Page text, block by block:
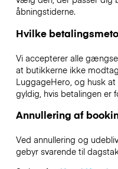
åbningstiderne.
Hvilke
Vi accepterer alle
at butikkerne ikke
LuggageHero, og husk
gyldig, hvis betalingen er
Annullering af
Ved annullering og
gebyr svarende til